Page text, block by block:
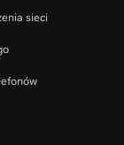
sieci